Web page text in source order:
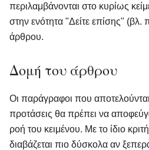
περιλαμβάνονται στο κυρίως
στην ενότητα "Δείτε επίσης"
άρθρου.
Δομή του άρθρου
Οι παράγραφοι που
προτάσεις θα πρέπει να
ροή του κειμένου. Με το ίδιο
διαβάζεται πιο δύσκολα αν